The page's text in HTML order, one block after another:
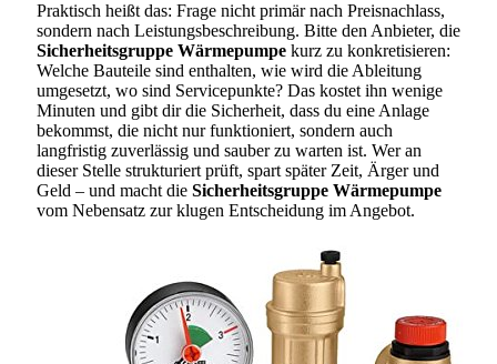
Praktisch heißt das: Frage nicht primär nach Preisnachlass,
sondern nach Leistungsbeschreibung. Bitte den Anbieter, die
Sicherheitsgruppe Wärmepumpe kurz zu konkretisieren:
Welche Bauteile sind enthalten, wie wird die Ableitung
umgesetzt, wo sind Servicepunkte? Das kostet ihn wenige
Minuten und gibt dir die Sicherheit, dass du eine Anlage
bekommst, die nicht nur funktioniert, sondern auch
langfristig zuverlässig und sauber zu warten ist. Wer an
dieser Stelle strukturiert prüft, spart später Zeit, Ärger und
Geld – und macht die Sicherheitsgruppe Wärmepumpe
vom Nebensatz zur klugen Entscheidung im Angebot.